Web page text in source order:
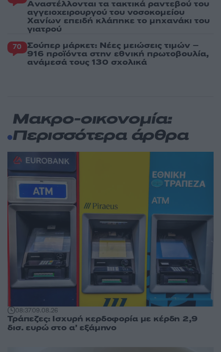
Aναστέλλονται τα τακτικά ραντεβού του
αγγειοχειρουργού του νοσοκομείου
Χανίων επειδή κλάπηκε το μηχανάκι του
γιατρού
70 Σούπερ μάρκετ: Νέες μειώσεις τιμών –
916 προϊόντα στην εθνική πρωτοβουλία,
ανάμεσά τους 130 σχολικά
Μακρο-οικονομία:
Περισσότερα άρθρα
08:3709.08.26
Τράπεζες: Ισχυρή κερδοφορία με κέρδη 2,9
δισ. ευρώ στο α’ εξάμηνο